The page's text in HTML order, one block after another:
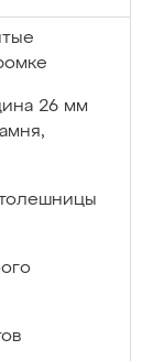
26 мм